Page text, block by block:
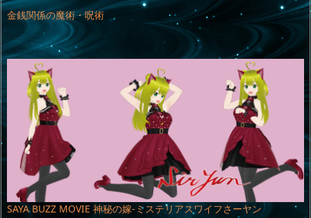
金銭関係の魔術・呪術
SAYA BUZZ MOVIE 神秘の嫁-ミステリアスワイフさーヤン